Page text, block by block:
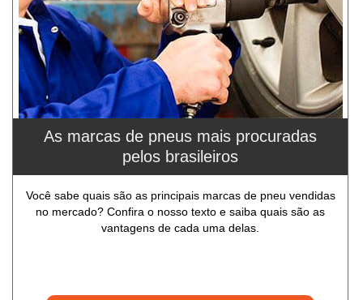
As marcas de pneus mais procuradas
pelos brasileiros
Você sabe quais são as principais marcas de pneu vendidas
no mercado? Confira o nosso texto e saiba quais são as
vantagens de cada uma delas.